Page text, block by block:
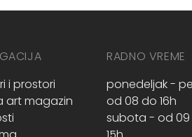
i prostori
art magazin
RADNO VREME
ponedeljak -
od 08 do 16h
subota - od